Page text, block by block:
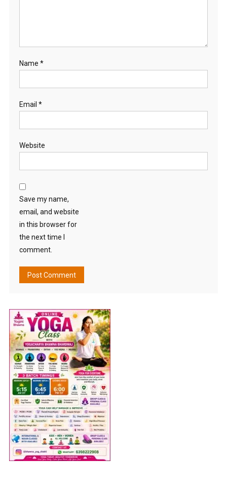
Name *
Email *
Website
Save my name,
email, and website
in this browser for
the next time I
comment.